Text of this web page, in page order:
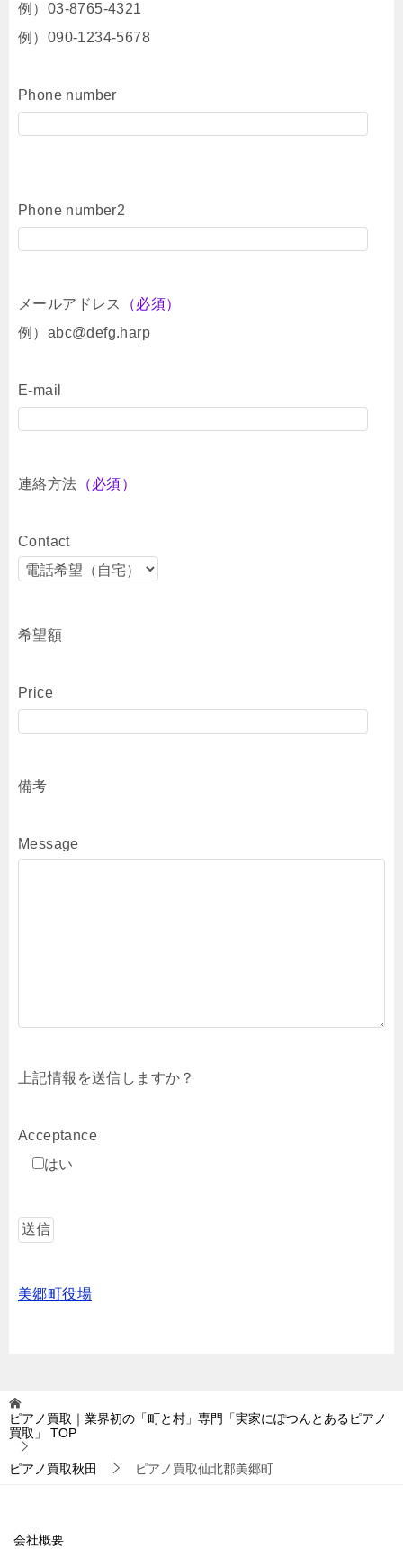
例）03-8765-4321
例）090-1234-5678
Phone number
Phone number2
メールアドレス
（必須）
例）abc@defg.harp
E-mail
連絡方法 （必須）
Contact
希望額
Price
備考
Message
上記情報を送信しますか？
Acceptance
はい
美郷町役場
ピアノ買取｜業界初の「町と村」専門「実家にぽつんとあるピアノ
買取」
TOP
ピアノ買取秋田 ピアノ買取仙北郡美郷町
会社概要